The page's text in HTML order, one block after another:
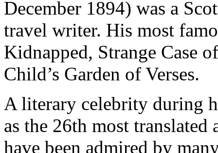
December 1894) was a
travel writer. His most
Kidnapped, Strange Case
Child’s Garden of Verses.
A literary celebrity during
as the 26th most
have been admired by